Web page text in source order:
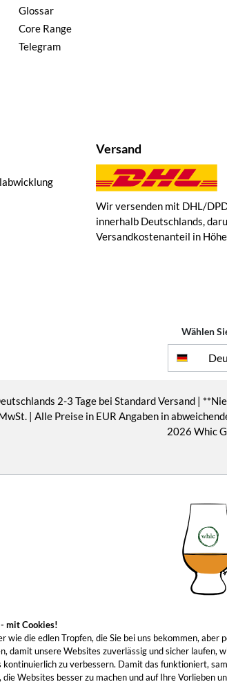
Glossar
Core Range
Telegram
Versand
Wir versenden mit DHL/
innerhalb Deutschlands,
Versandkostenanteil in
Wählen
2-3 Tage bei Standard Versand |
| Alle Preise in EUR Angaben in
2026 Whic
mit Cookies!
wie die edlen Tropfen, die Sie bei uns bekommen,
damit unsere Websites zuverlässig und sicher
zu verbessern. Damit das funktioniert,
Websites besser zu machen und auf Ihre Vorlieben